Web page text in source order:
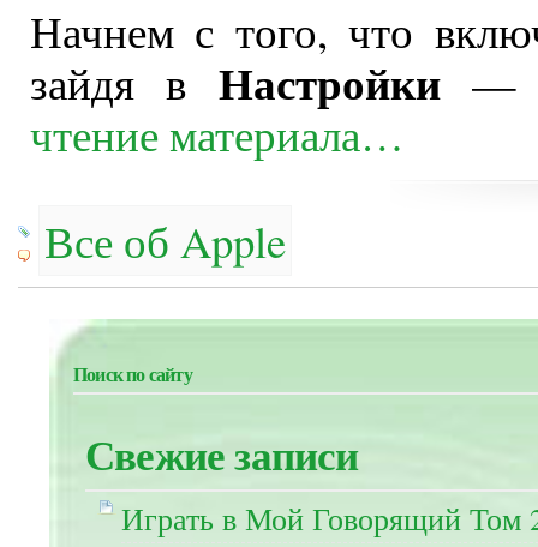
Начнем с того, что
зайдя в Настройки
чтение материала…
Все об Apple
Поиск по сайту
Свежие записи
Играть в Мой Говорящий Том